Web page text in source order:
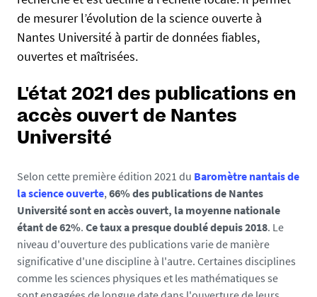
/
b
u
u
n
i
v
n
a
n
t
f
a
l
s
de mesurer l’évolution de la science ouverte à
Nantes Université à partir de données fiables,
ouvertes et maîtrisées.
L'état 2021 des publications en
accès ouvert de Nantes
Université
Selon cette première édition 2021 du Baromètre nantais de
la science ouverte,66% des publications de Nantes
Université sont en accès ouvert, la moyenne nationale
étant de 62%. Ce taux a presque doublé depuis 2018. Le
niveau d'ouverture des publications varie de manière
significative d'une discipline à l'autre. Certaines disciplines
comme les sciences physiques et les mathématiques se